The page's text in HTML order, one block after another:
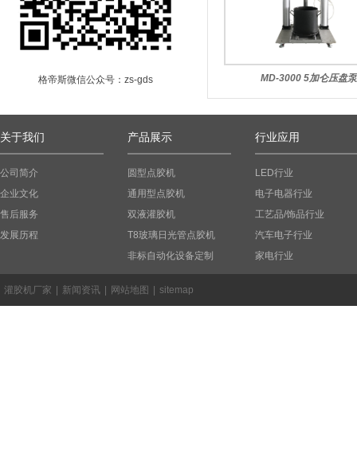
格帝斯微信公众号：zs-gds MD-3000 5加仑压盘泵
关于我们
公司简介
企业文化
售后服务
发展历程
产品展示
圆型点胶机
通用型点胶机
双液灌胶机
T8玻璃日光管点胶机
非标自动化设备定制
行业应用
LED行业
电子电器行业
工艺品/饰品行业
汽车电子行业
家电行业
灌胶机厂家 新闻资讯 网站地图 sitemap